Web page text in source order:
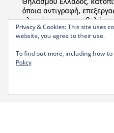
όποια αντιγραφή,
υλικού για την προβολή
προστασίας Πνευματικών
επηρεάζει τα στατιστικά
ιστοσελίδες μας:
www.lllgreece.org .
Privacy & Cookies: This site uses
website, you agree to their use.
To find out more, including how
Policy